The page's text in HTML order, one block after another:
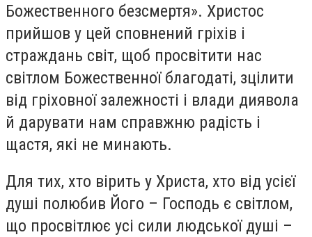
Божественного безсмертя». Христос
прийшов у цей сповнений гріхів і
страждань світ, щоб просвітити нас
світлом Божественної благодаті, зцілити
від гріховної залежності і влади диявола
й дарувати нам справжню радість і
щастя, які не минають.
Для тих, хто вірить у Христа, хто від усієї
душі полюбив Його – Господь є світлом,
що просвітлює усі сили людської душі –